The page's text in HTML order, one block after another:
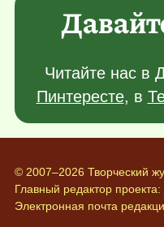
Читайте нас в
Пинтересте, в
© 2007–2026 Творческий
Главный редактор проекта:
Электронная почта